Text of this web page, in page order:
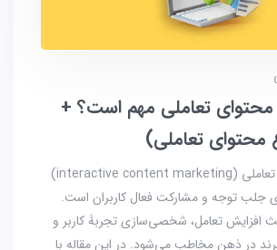
محتوای تعاملی مهم است؟ +
محتوای تعاملی)
بازاریابی محتوای تعاملی (interactive content marketing)
جلب توجه و مشارکت فعال کاربران است.
افزایش تعامل، شخصی‌سازی تجربۀ کاربر و
در ذهن مخاطب می‌شود. در این مقاله با